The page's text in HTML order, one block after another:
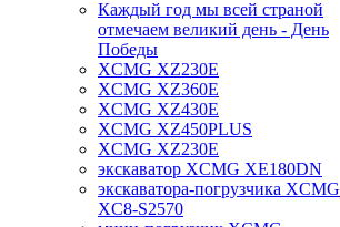
Каждый год мы всей страной
отмечаем великий день - День
Победы
XCMG XZ230E
XCMG XZ360E
XCMG XZ430E
XCMG XZ450PLUS
XCMG XZ230E
экскаватор XCMG XE180DN
экскаватора-погрузчика XCMG
XC8-S2570